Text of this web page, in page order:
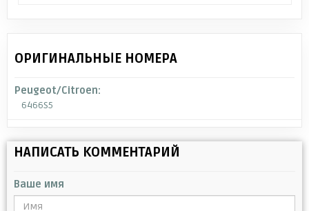
ОРИГИНАЛЬНЫЕ НОМЕРА
Peugeot/Citroen:
6466S5
НАПИСАТЬ КОММЕНТАРИЙ
Ваше имя